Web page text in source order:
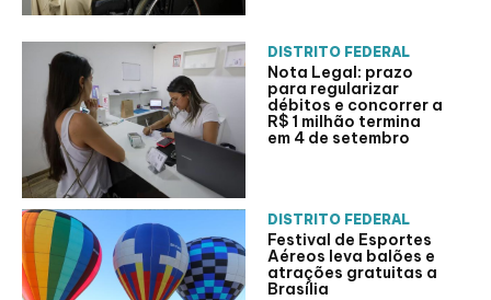
DISTRITO FEDERAL
Nota Legal: prazo
para regularizar
débitos e concorrer a
R$ 1 milhão termina
em 4 de setembro
DISTRITO FEDERAL
Festival de Esportes
Aéreos leva balões e
atrações gratuitas a
Brasília